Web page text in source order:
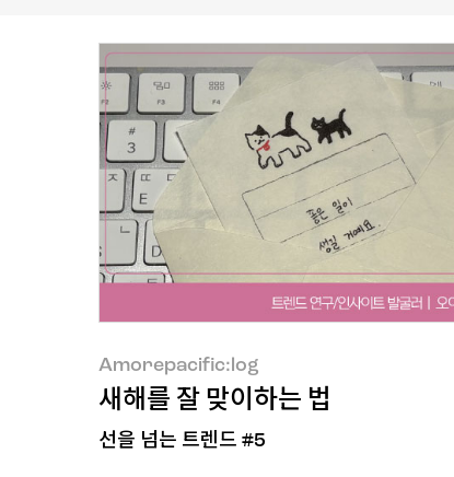
Amorepacific:log
새해를 잘 맞이하는 법
선을 넘는 트렌드 #5